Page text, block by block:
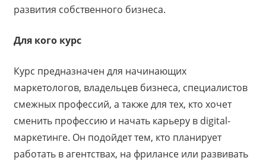
развития собственного бизнеса.
Для кого курс
Курс предназначен для начинающих
маркетологов, владельцев бизнеса, специалистов
смежных профессий, а также для тех, кто хочет
сменить профессию и начать карьеру в digital-
маркетинге. Он подойдет тем, кто планирует
работать в агентствах, на фрилансе или развивать